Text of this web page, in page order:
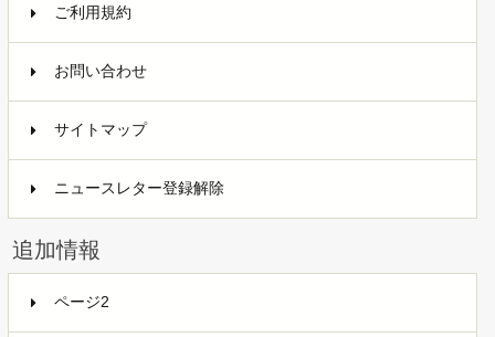
ご利用規約
お問い合わせ
サイトマップ
ニュースレター登録解除
追加情報
ページ2